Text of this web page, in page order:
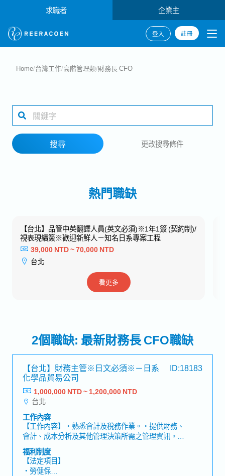
求職者 企業主
登入 註冊
產業類別
工作地點
Home/台灣工作/高階管理類/財務長 CFO
搜尋 更改搜尋條件
熱門職缺
【台北】品管中英翻譯人員(英文必須)※1年1簽 (契約制)/
視表現續簽※歡迎新鮮人－知名日系專案工程
39,000 NTD ~ 70,000 NTD
台北
看更多
2個職缺: 最新財務長 CFO職缺
【台北】財務主管※日文必須※－日系
化學品貿易公司
ID:18183
1,000,000 NTD ~ 1,200,000 NTD
台北
工作內容
【工作內容】・熟悉會計及稅務作業。・提供財務、
會計、成本分析及其他管理決策所需之管理資訊。・
編制合併財務報表、稅務底稿。・會計師查帳資料之
整理及提供，協助年度稅務申報及審計作業。・最上
級主管交辦事項。【會計部門】3位
福利制度
【法定項目】
・勞健保